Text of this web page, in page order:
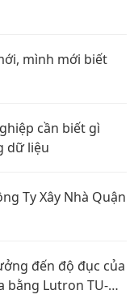
mình mới biết
cần biết gì
dữ liệu
Ty Xây Nhà Quận
đến độ đục của
bằng Lutron TU-